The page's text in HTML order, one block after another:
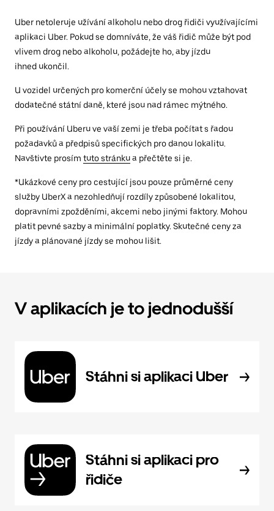
Uber netoleruje užívání alkoholu nebo drog řidiči využívajícími
aplikaci Uber. Pokud se domníváte, že váš řidič může být pod
vlivem drog nebo alkoholu, požádejte ho, aby jízdu
ihned ukončil.
U vozidel určených pro komerční účely se mohou vztahovat
dodatečné státní daně, které jsou nad rámec mýtného.
Při používání Uberu ve vaší zemi je třeba počítat s řadou
požadavků a předpisů specifických pro danou lokalitu.
Navštivte prosím tuto stránkua přečtěte si je.
*Ukázkové ceny pro cestující jsou pouze průměrné ceny
služby UberX a nezohledňují rozdíly způsobené lokalitou,
dopravními zpožděními, akcemi nebo jinými faktory. Mohou
platit pevné sazby a minimální poplatky. Skutečné ceny za
jízdy a plánované jízdy se mohou lišit.
V aplikacích je to jednodušší
Stáhni si aplikaci Uber
Stáhni si aplikaci pro
řidiče